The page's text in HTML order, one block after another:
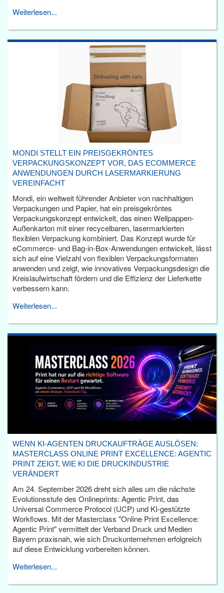
Weiterlesen...
MONDI STELLT EIN PREISGEKRÖNTES
VERPACKUNGSKONZEPT VOR, DAS ECOMMERCE
ANWENDUNGEN DURCH LASERMARKIERUNG
VEREINFACHT
Mondi, ein weltweit führender Anbieter von nachhaltigen
Verpackungen und Papier, hat ein preisgekröntes
Verpackungskonzept entwickelt, das einen Wellpappen-
Außenkarton mit einer recycelbaren, lasermarkierten
flexiblen Verpackung kombiniert. Das Konzept wurde für
eCommerce- und Bag-in-Box-Anwendungen entwickelt, lässt
sich auf eine Vielzahl von flexiblen Verpackungsformaten
anwenden und zeigt, wie innovatives Verpackungsdesign die
Kreislaufwirtschaft fördern und die Effizienz der Lieferkette
verbessern kann.
Weiterlesen...
WENN KI-AGENTEN DRUCKAUFTRÄGE AUSLÖSEN:
MASTERCLASS ONLINE PRINT EXCELLENCE: AGENTIC
PRINT ZEIGT, WIE KI DIE DRUCKINDUSTRIE
VERÄNDERT
Am 24. September 2026 dreht sich alles um die nächste
Evolutionsstufe des Onlineprints: Agentic Print, das
Universal Commerce Protocol (UCP) und KI-gestützte
Workflows. Mit der Masterclass "Online Print Excellence:
Agentic Print" vermittelt der Verband Druck und Medien
Bayern praxisnah, wie sich Druckunternehmen erfolgreich
auf diese Entwicklung vorbereiten können.
Weiterlesen...